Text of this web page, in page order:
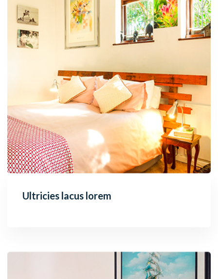
Ultricies lacus lorem